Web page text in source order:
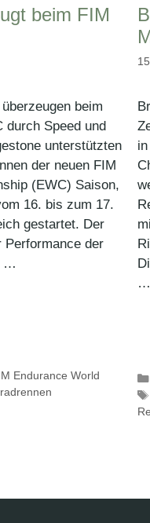
beim FIM
beim
durch Speed und
unterstützten
der neuen FIM
(EWC) Saison,
16. bis zum 17.
gestartet. Der
Performance der
…
Endurance World
…